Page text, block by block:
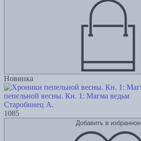
Новинка
пепельной весны. Кн. 1: Магма ведьм
Старобинец А.
1085
Добавить в избранное